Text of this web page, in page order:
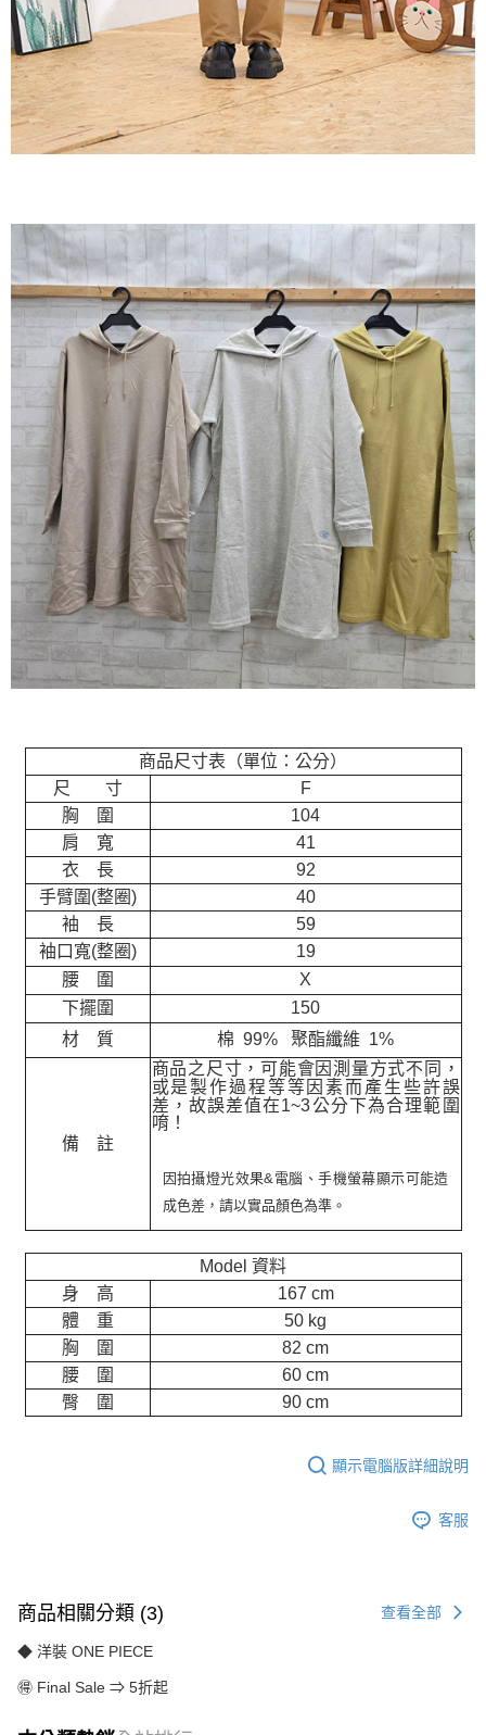
商品尺寸表（單位：公分）
尺 寸
F
胸 圍
104
肩 寬
41
衣 長
92
手臂圍(整圈)
40
袖 長
59
袖口寬(整圈)
19
腰 圍
X
下擺圍
150
材 質
棉 99% 聚酯纖維 1%
備 註
商品之尺寸，可能會因測量方式不同，
或是製作過程等等因素而產生些許誤
差，故誤差值在1~3公分下為合理範圍
唷！
因拍攝燈光效果&電腦、手機螢幕顯示可能造
成色差，請以實品顏色為準。
Model 資料
身 高
167 cm
體 重
50 kg
胸 圍
82 cm
腰 圍
60 cm
臀 圍
90 cm
顯示電腦版詳細說明
客服
商品相關分類 (3) 查看全部
◆ 洋裝 ONE PIECE
🉐 Final Sale ⇒ 5折起